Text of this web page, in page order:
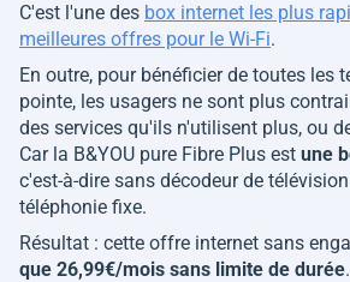
C'est l'une des box internet les plus
meilleures offres pour le Wi-Fi.
En outre, pour bénéficier de toutes les
pointe, les usagers ne sont plus
des services qu'ils n'utilisent plus, ou
Car la B&YOU pure Fibre Plus est une
c'est-à-dire sans décodeur de
téléphonie fixe.
Résultat : cette offre internet sans
que 26,99€/mois sans limite de durée.